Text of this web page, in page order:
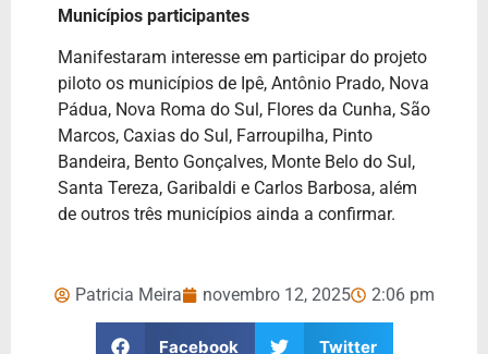
Municípios participantes
Manifestaram interesse em participar do projeto
piloto os municípios de Ipê, Antônio Prado, Nova
Pádua, Nova Roma do Sul, Flores da Cunha, São
Marcos, Caxias do Sul, Farroupilha, Pinto
Bandeira, Bento Gonçalves, Monte Belo do Sul,
Santa Tereza, Garibaldi e Carlos Barbosa, além
de outros três municípios ainda a confirmar.
Patricia Meira novembro 12, 2025 2:06 pm
Facebook Twitter